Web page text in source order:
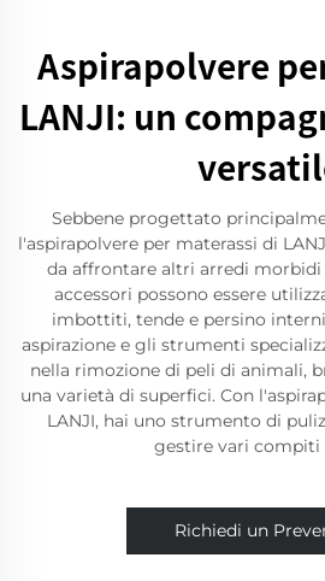
Aspirapolvere
LANJI: un
Sebbene progettato
l'aspirapolvere per materassi di
da affrontare altri arredi morbidi
accessori possono essere
imbottiti, tende e persino
aspirazione e gli strumenti
nella rimozione di peli di animali,
una varietà di superfici. Con
LANJI, hai uno strumento di
gestire vari compiti
Richiedi un